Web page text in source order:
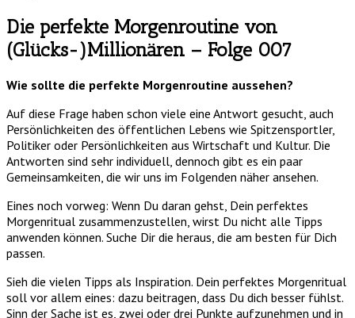
Die perfekte Morgenroutine von
(Glücks-)Millionären – Folge 007
Wie sollte die perfekte Morgenroutine aussehen?
Auf diese Frage haben schon viele eine Antwort gesucht, auch
Persönlichkeiten des öffentlichen Lebens wie Spitzensportler,
Politiker oder Persönlichkeiten aus Wirtschaft und Kultur. Die
Antworten sind sehr individuell, dennoch gibt es ein paar
Gemeinsamkeiten, die wir uns im Folgenden näher ansehen.
Eines noch vorweg: Wenn Du daran gehst, Dein perfektes
Morgenritual zusammenzustellen, wirst Du nicht alle Tipps
anwenden können. Suche Dir die heraus, die am besten für Dich
passen.
Sieh die vielen Tipps als Inspiration. Dein perfektes Morgenritual
soll vor allem eines: dazu beitragen, dass Du dich besser fühlst.
Sinn der Sache ist es, zwei oder drei Punkte aufzunehmen und in